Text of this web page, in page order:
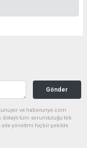
Gönder
ve haberunye.com
dolaylı tüm sorumluluğu tek
site yönetimi hiçbir şekilde